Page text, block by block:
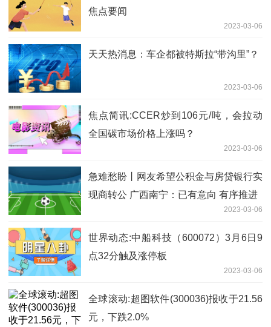
焦点要闻
2023-03-06
天天热消息：车企都被特斯拉“带沟里”？
2023-03-06
焦点简讯:CCER炒到106元/吨，会拉动
全国碳市场价格上涨吗？
2023-03-06
急难愁盼丨网友希望公积金与房贷银行实
现商转公 广西南宁：已有意向 有序推进
2023-03-06
世界动态:中船科技（600072）3月6日9
点32分触及涨停板
2023-03-06
全球滚动:超图软件(300036)报收于21.56
元，下跌2.0%